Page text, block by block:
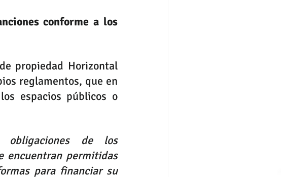
conforme a los
propiedad Horizontal
reglamentos, que en
espacios públicos o
obligaciones de los
encuentran permitidas
para financiar su